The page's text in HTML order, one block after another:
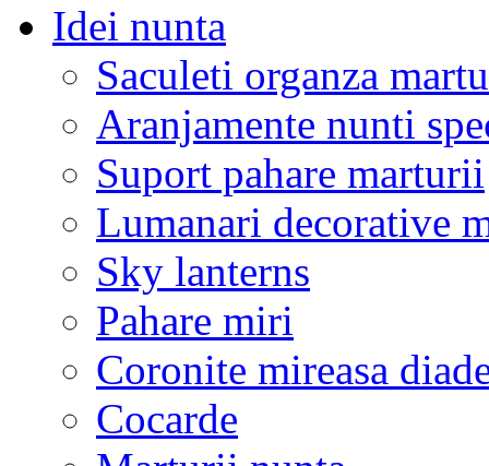
Idei nunta
Saculeti organza
Aranjamente nunti
Suport pahare marturii
Lumanari decorative
Sky lanterns
Pahare miri
Coronite mireasa
Cocarde